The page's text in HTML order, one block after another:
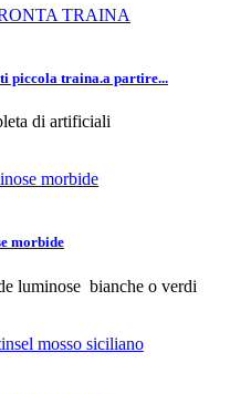
piccola traina.a partire...
di artificiali
morbide
luminose bianche o verdi